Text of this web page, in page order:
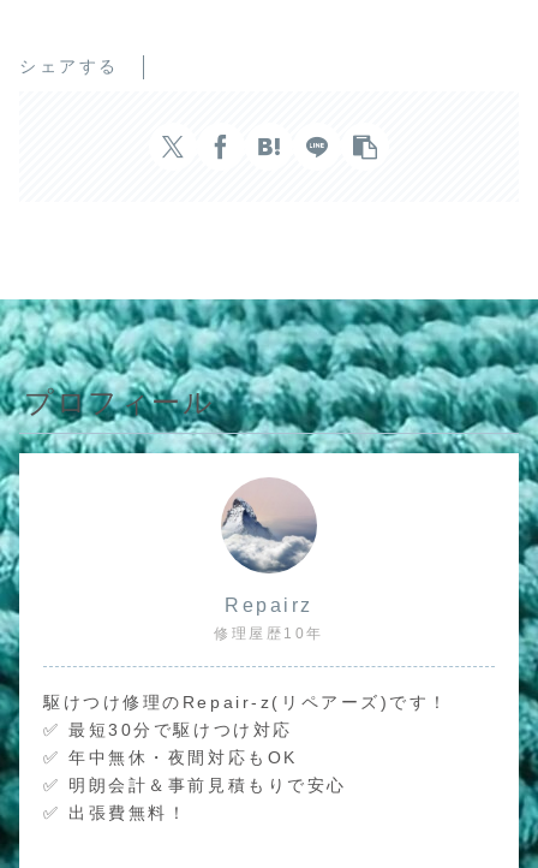
シェアする
プロフィール
Repairz
修理屋歴10年
駆けつけ修理のRepair-z(リペアーズ)です！
✅ 最短30分で駆けつけ対応
✅ 年中無休・夜間対応もOK
✅ 明朗会計＆事前見積もりで安心
✅ 出張費無料！